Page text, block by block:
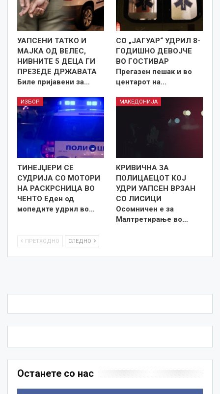
УАПСЕНИ ТАТКО И
МАЈКА ОД ВЕЛЕС,
НИВНИТЕ 5 ДЕЦА ГИ
ПРЕЗЕДЕ ДРЖАВАТА
Биле пријавени за…
СО „ЈАГУАР“ УДРИЛ 8-
ГОДИШНО ДЕВОЈЧЕ
ВО ГОСТИВАР
Прегазен пешак и во
центарот на…
ИЗБОР
ТИНЕЈЏЕРИ СЕ
СУДРИЈА СО МОТОРИ
НА РАСКРСНИЦА ВО
ЧЕНТО Еден од
мопедите удрил во…
МАКЕДОНИЈА
КРИВИЧНА ЗА
ПОЛИЦАЕЦОТ КОЈ
УДРИ УАПСЕН ВРЗАН
СО ЛИСИЦИ
Осомничен е за
Малтретирање во…
ПРЕТХОДНО СЛЕДНО
Останете со нас